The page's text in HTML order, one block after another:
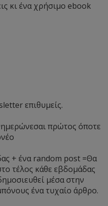
κι ένα χρήσιμο ebook
επιθυμείς.
πρώτος όποτε
+ ένα random post =Θα
τέλος κάθε εβδομάδας
μέσα στην
ένα τυχαίο άρθρο.